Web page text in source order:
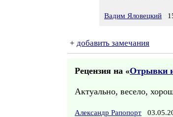
Вадим Яловецкий
+ добавить замечания
Рецензия на «Отрывки
Актуально, весело,
Александр Рапопорт